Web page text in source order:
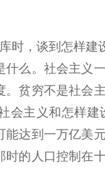
时，谈到怎样
么。社会主义
贫穷不是社
会主义和怎样
达到一万亿美
的人口控制在